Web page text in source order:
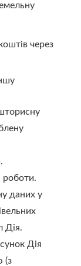
через
роботи.
даних у
Дія.
Дія
(з